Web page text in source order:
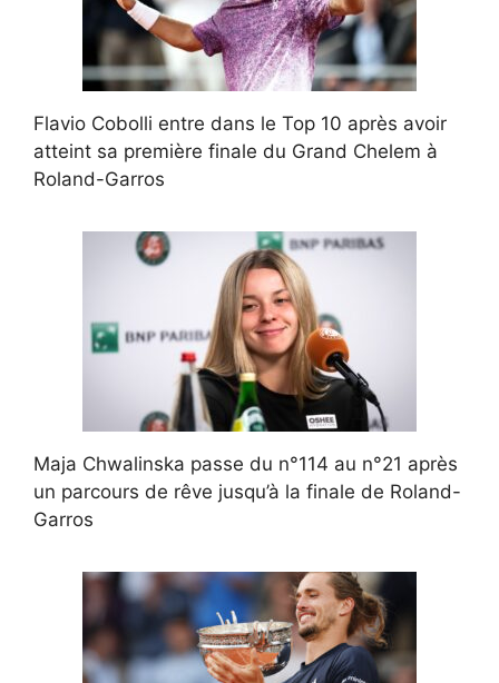
Flavio Cobolli entre dans le Top 10 après avoir
atteint sa première finale du Grand Chelem à
Roland-Garros
Maja Chwalinska passe du n°114 au n°21 après
un parcours de rêve jusqu’à la finale de Roland-
Garros